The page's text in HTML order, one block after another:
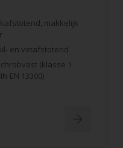
makkelijk
en vetafstotend
(klasse 1
EN 13300)